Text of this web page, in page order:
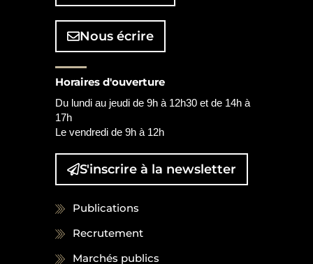
Nous écrire
Horaires d'ouverture
Du lundi au jeudi de 9h à 12h30 et de 14h à
17h
Le vendredi de 9h à 12h
S'inscrire à la newsletter
Publications
Recrutement
Marchés publics